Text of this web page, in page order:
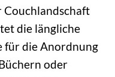
die längliche
für die Anordnung
oder